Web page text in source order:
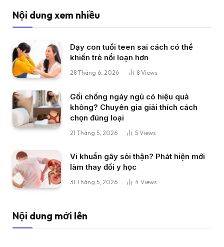
Nội dung xem nhiều
Dạy con tuổi teen sai cách có thể
khiến trẻ nổi loạn hơn
28 Tháng 6, 2026 8 Views
Gối chống ngáy ngủ có hiệu quả
không? Chuyên gia giải thích cách
chọn đúng loại
21 Tháng 5, 2026 5 Views
Vi khuẩn gây sỏi thận? Phát hiện mới
làm thay đổi y học
31 Tháng 5, 2026 4 Views
Nội dung mới lên